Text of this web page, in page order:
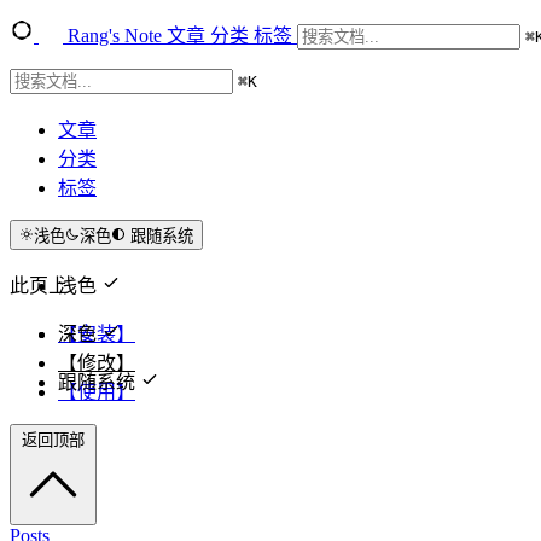
Rang's Note 文章 分类 标签 ⌘
⌘K
文章
分类
标签
浅色 深色 跟随系统
浅色
深色
跟随系统
此页上
【安装】
【修改】
【使用】
返回顶部
Posts